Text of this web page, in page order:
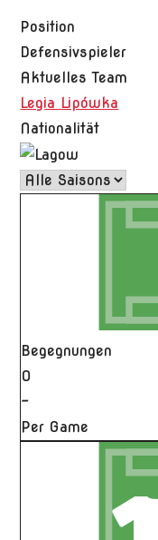
Position
Defensivspieler
Aktuelles Team
Legia Lipówka
Nationalität
Begegnungen
0
-
Per Game